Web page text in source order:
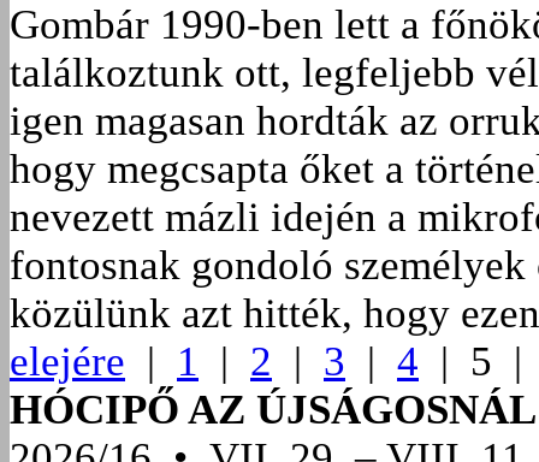
Gombár 1990-ben lett a
találkoztunk ott, legfeljebb
igen magasan hordták az
hogy megcsapta őket a
nevezett mázli idején a
fontosnak gondoló
közülünk azt hitték, hogy
elejére | 1 | 2 | 3 | 4 | 5
HÓCIPŐ AZ ÚJSÁGOSNÁL